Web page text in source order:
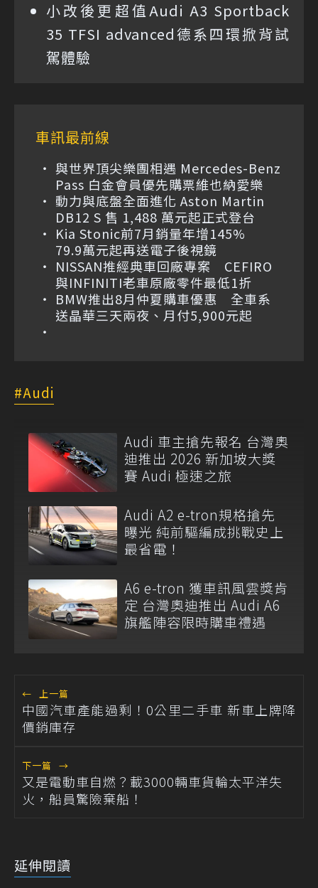
小改後更超值Audi A3 Sportback
35 TFSI advanced德系四環掀背試
駕體驗
車訊最前線
與世界頂尖樂團相遇 Mercedes-Benz
Pass 白金會員優先購票維也納愛樂
動力與底盤全面進化 Aston Martin
DB12 S 售 1,488 萬元起正式登台
Kia Stonic前7月銷量年增145%
79.9萬元起再送電子後視鏡
NISSAN推經典車回廠專案 CEFIRO
與INFINITI老車原廠零件最低1折
BMW推出8月仲夏購車優惠 全車系
送晶華三天兩夜、月付5,900元起
Audi
Audi 車主搶先報名 台灣奧
迪推出 2026 新加坡大獎
賽 Audi 極速之旅
Audi A2 e-tron規格搶先
曝光 純前驅編成挑戰史上
最省電！
A6 e-tron 獲車訊風雲獎肯
定 台灣奧迪推出 Audi A6
旗艦陣容限時購車禮遇
← 上一篇
中國汽車產能過剩！0公里二手車 新車上牌降
價銷庫存
下一篇 →
又是電動車自燃？載3000輛車貨輪太平洋失
火，船員驚險棄船！
延伸閱讀